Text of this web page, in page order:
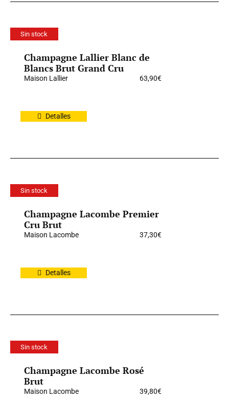
Sin stock
Champagne Lallier Blanc de
Blancs Brut Grand Cru
Maison Lallier 63,90€
Detalles
Sin stock
Champagne Lacombe Premier
Cru Brut
Maison Lacombe 37,30€
Detalles
Sin stock
Champagne Lacombe Rosé
Brut
Maison Lacombe 39,80€